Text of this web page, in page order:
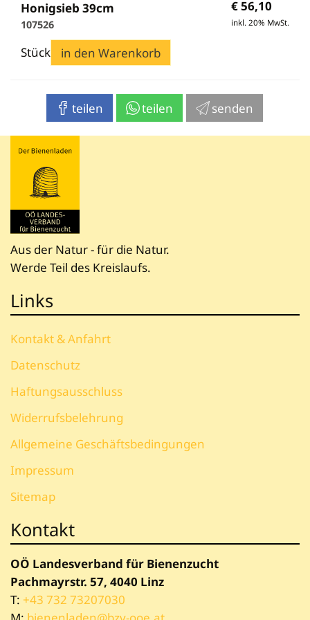
Honigsieb 39cm
107526
€56,10
inkl. 20% MwSt.
Stück in den Warenkorb
teilen teilen senden
Aus der Natur - für die Natur.
Werde Teil des Kreislaufs.
Links
Kontakt & Anfahrt
Datenschutz
Haftungsausschluss
Widerrufsbelehrung
Allgemeine Geschäftsbedingungen
Impressum
Sitemap
Kontakt
OÖ Landesverband für Bienenzucht
Pachmayrstr. 57, 4040 Linz
T: +43 732 73207030